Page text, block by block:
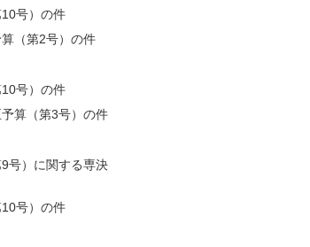
号）の件
（第2号）の件
号）の件
算（第3号）の件
号）に関する専決
号）の件